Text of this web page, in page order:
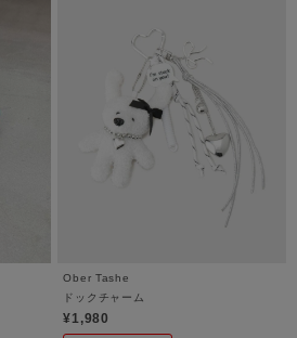
Ober Tashe
ドックチャーム
¥1,980